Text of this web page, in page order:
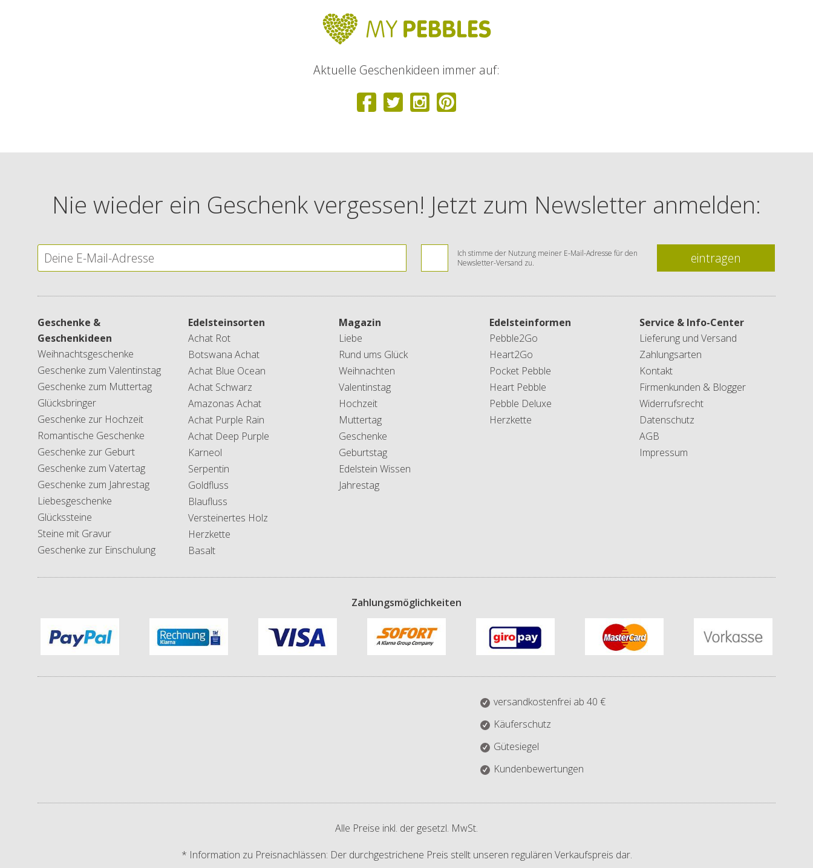
Aktuelle Geschenkideen immer auf:
Nie wieder ein Geschenk vergessen! Jetzt zum Newsletter anmelden:
Ich stimme der Nutzung meiner E-Mail-Adresse für den
Newsletter-Versand zu.
eintragen
Geschenke &
Geschenkideen
Weihnachtsgeschenke
Geschenke zum Valentinstag
Geschenke zum Muttertag
Glücksbringer
Geschenke zur Hochzeit
Romantische Geschenke
Geschenke zur Geburt
Geschenke zum Vatertag
Geschenke zum Jahrestag
Liebesgeschenke
Glückssteine
Steine mit Gravur
Geschenke zur Einschulung
Edelsteinsorten
Achat Rot
Botswana Achat
Achat Blue Ocean
Achat Schwarz
Amazonas Achat
Achat Purple Rain
Achat Deep Purple
Karneol
Serpentin
Goldfluss
Blaufluss
Versteinertes Holz
Herzkette
Basalt
Magazin
Liebe
Rund ums Glück
Weihnachten
Valentinstag
Hochzeit
Muttertag
Geschenke
Geburtstag
Edelstein Wissen
Jahrestag
Edelsteinformen
Pebble2Go
Heart2Go
Pocket Pebble
Heart Pebble
Pebble Deluxe
Herzkette
Service & Info-Center
Lieferung und Versand
Zahlungsarten
Kontakt
Firmenkunden & Blogger
Widerrufsrecht
Datenschutz
AGB
Impressum
Zahlungsmöglichkeiten
versandkostenfrei ab 40 €
Käuferschutz
Gütesiegel
Kundenbewertungen
Alle Preise inkl. der gesetzl. MwSt.
* Information zu Preisnachlässen: Der durchgestrichene Preis stellt unseren regulären Verkaufspreis dar.